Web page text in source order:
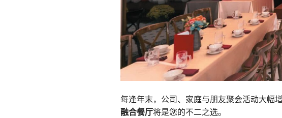
每逢年末，公司、家庭与朋友聚会活动大幅
融合餐厅将是您的不二之选。